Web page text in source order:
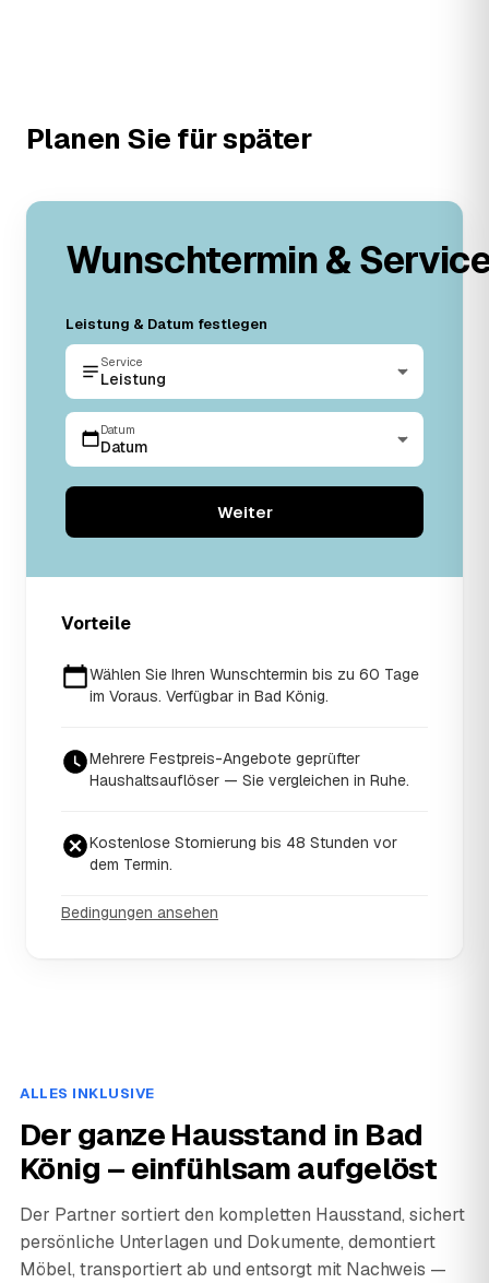
Planen Sie für später
Wunschtermin &
Leistung & Datum festlegen
Service
Leistung
Datum
Datum
Weiter
Vorteile
Wählen Sie Ihren Wunschtermin bis zu 60 Tage
im Voraus. Verfügbar in Bad König.
Mehrere Festpreis-Angebote geprüfter
Haushaltsauflöser — Sie vergleichen in Ruhe.
Kostenlose Stornierung bis 48 Stunden vor
dem Termin.
Bedingungen ansehen
ALLES INKLUSIVE
Der ganze Hausstand in Bad
König – einfühlsam aufgelöst
Der Partner sortiert den kompletten Hausstand, sichert
persönliche Unterlagen und Dokumente, demontiert
Möbel, transportiert ab und entsorgt mit Nachweis —